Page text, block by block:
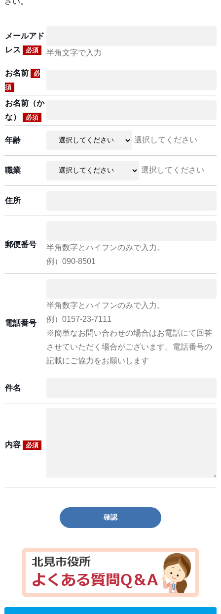
メールアド
レス
必須 半角文字で入力
お名前
必
須
お名前（か
な）
必須
年齢 選択してください
職業 選択してください
住所
郵便番号
半角数字とハイフンのみで入力。
例）090-8501
電話番号
半角数字とハイフンのみで入力。
例）0157-23-7111
※簡単なお問い合わせの場合はお電話にて回答
させていただく場合がございます。電話番号の
記載にご協力をお願いします
件名
内容 必須
確認